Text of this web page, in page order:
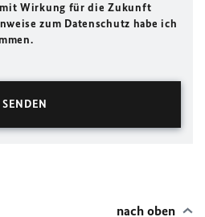
Wirkung für die Zukunft
zum Datenschutz habe ich
nach oben